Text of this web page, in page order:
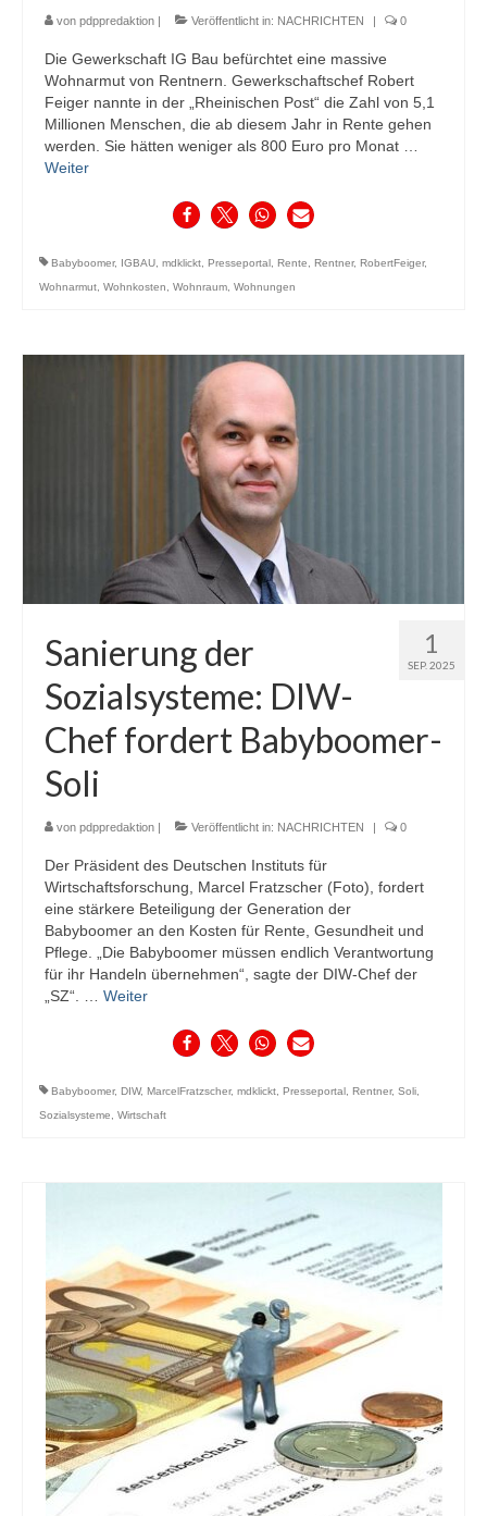
von pdppredaktion Veröffentlicht in: NACHRICHTEN 0
Die Gewerkschaft IG Bau befürchtet eine massive
Wohnarmut von Rentnern. Gewerkschaftschef Robert
Feiger nannte in der „Rheinischen Post“ die Zahl von 5,1
Millionen Menschen, die ab diesem Jahr in Rente gehen
werden. Sie hätten weniger als 800 Euro pro Monat …
Weiter
Babyboomer, IGBAU, mdklickt, Presseportal , Rente, Rentner, RobertFeiger,
Wohnarmut, Wohnkosten, Wohnraum, Wohnungen
1
SEP. 2025
Sanierung der
Sozialsysteme: DIW-
Chef fordert Babyboomer-
Soli
von pdppredaktion | Veröffentlicht in: NACHRICHTEN | 0
Der Präsident des Deutschen Instituts für
Wirtschaftsforschung, Marcel Fratzscher (Foto), fordert
eine stärkere Beteiligung der Generation der
Babyboomer an den Kosten für Rente, Gesundheit und
Pflege. „Die Babyboomer müssen endlich Verantwortung
für ihr Handeln übernehmen“, sagte der DIW-Chef der
„SZ“. … Weiter
Babyboomer, DIW, MarcelFratzscher, mdklickt Presseportal Rentner, Soli
Sozialsysteme
Wirtschaft